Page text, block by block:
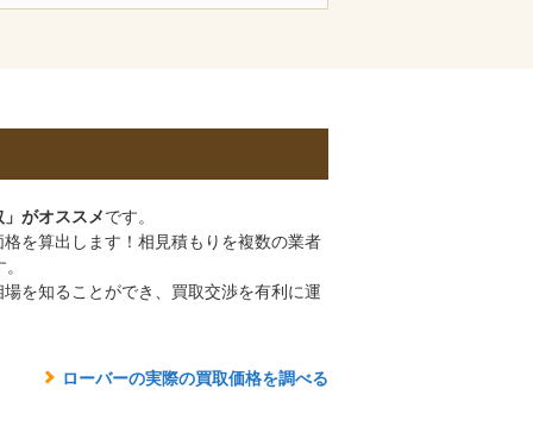
がオススメです。
を算出します！相見積もりを複数の業者
を知ることができ、買取交渉を有利に運
ローバーの実際の買取価格を調べる